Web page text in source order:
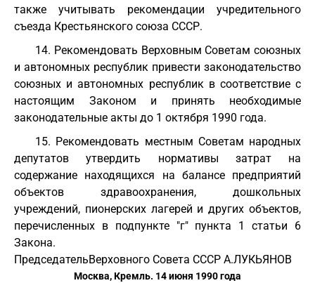
также учитывать рекомендации учредительного
съезда Крестьянского союза СССР.
14. Рекомендовать Верховным Советам союзных
и автономных республик привести законодательство
союзных и автономных республик в соответствие с
настоящим Законом и принять необходимые
законодательные акты до 1 октября 1990 года.
15. Рекомендовать местным Советам народных
депутатов утвердить нормативы затрат на
содержание находящихся на балансе предприятий
объектов здравоохранения, дошкольных
учреждений, пионерских лагерей и других объектов,
перечисленных в подпункте "г" пункта 1 статьи 6
Закона.
ПредседательВерховного Совета СССР А.ЛУКЬЯНОВ
Москва, Кремль. 14 июня 1990 года